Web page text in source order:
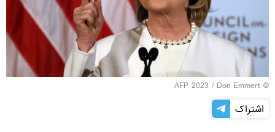
© AFP 2023 / Don Emmert
اشتراک